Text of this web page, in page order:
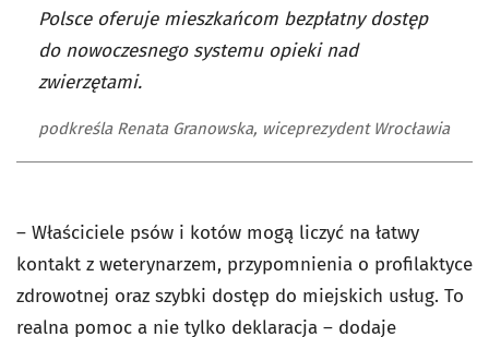
Polsce oferuje mieszkańcom bezpłatny dostęp
do nowoczesnego systemu opieki nad
zwierzętami.
podkreśla Renata Granowska, wiceprezydent Wrocławia
– Właściciele psów i kotów mogą liczyć na łatwy
kontakt z weterynarzem, przypomnienia o profilaktyce
zdrowotnej oraz szybki dostęp do miejskich usług. To
realna pomoc a nie tylko deklaracja – dodaje